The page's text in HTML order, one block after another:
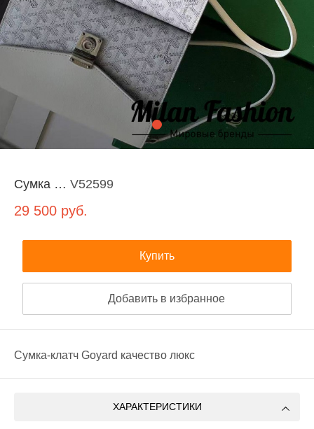
Сумка … V52599
29 500 руб.
Купить
Добавить в избранное
Сумка-клатч Goyard качество люкс
ХАРАКТЕРИСТИКИ